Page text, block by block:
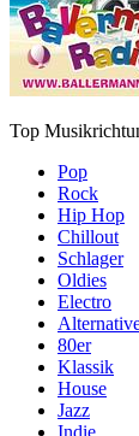
Top
Pop
Rock
Hip Hop
Chillout
Schlager
Oldies
Electro
80er
Klassik
House
Jazz